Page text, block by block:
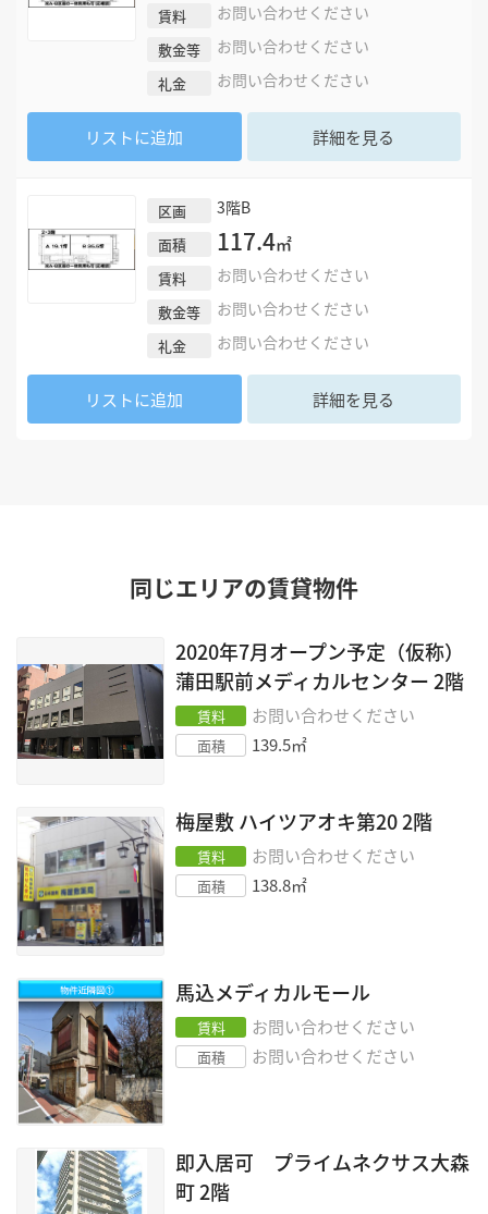
賃料 お問い合わせください
敷金等 お問い合わせください
礼金 お問い合わせください
リストに追加 詳細を見る
区画 3階B
面積 117.4㎡
賃料 お問い合わせください
敷金等 お問い合わせください
礼金 お問い合わせください
リストに追加 詳細を見る
同じエリアの賃貸物件
2020年7月オープン予定（仮称）
蒲田駅前メディカルセンター2階
賃料 お問い合わせください
面積 139.5㎡
梅屋敷 ハイツアオキ第202階
賃料 お問い合わせください
面積 138.8㎡
馬込メディカルモール
賃料 お問い合わせください
面積 お問い合わせください
即入居可 プライムネクサス大森
町2階